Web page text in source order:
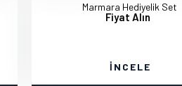
Marmara Hediyelik Set
Fiyat Alın
İNCELE